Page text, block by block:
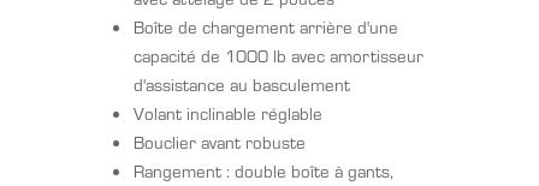
Boîte de chargement arrière d'une
capacité de 1000 lb avec amortisseur
d'assistance au basculement
Volant inclinable réglable
Bouclier avant robuste
Rangement : double boîte à gants,